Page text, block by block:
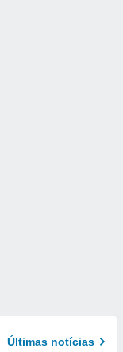
Últimas notícias